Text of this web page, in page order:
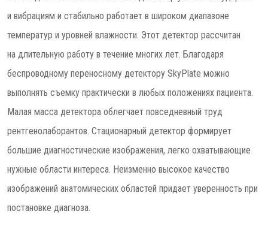
и вибрациям и стабильно работает в широком диапазоне
температур и уровней влажности. Этот детектор рассчитан
на длительную работу в течение многих лет. Благодаря
беспроводному переносному детектору SkyPlate можно
выполнять съемку практически в любых положениях пациента.
Малая масса детектора облегчает повседневный труд
рентгенолаборантов. Стационарный детектор формирует
большие диагностические изображения, легко охватывающие
нужные области интереса. Неизменно высокое качество
изображений анатомических областей придает уверенность при
постановке диагноза.